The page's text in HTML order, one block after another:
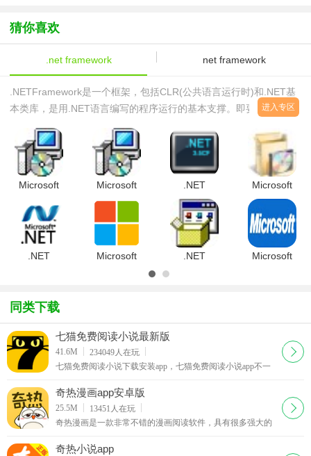
猜你喜欢
.net framework net framework
.NETFramework是一个框架，包括CLR(公共语言运行时)和.NET基
本类库，是用.NET语言编写的程序运行的基本支撑。即要想在某台
你可以这么理解。就是一个中间件。这个中间件将.NET高级语言转
成机器语言。没有.net运行环境就不能运行不了.net程序西西本页提
供.netframework下载大全！.NETFrame
进入专区
Microsoft
Framework
4.0 SP2官
方安装版
Microsoft
.NET
Framework3.5
.NET
Compact
Framework
3.5 for 魅
族M8
Microsoft
.NET
Framework
编程框架
精简版
.NET
架)V4.7.2.0
Microsoft
.NET
Microsoft
同类下载
七猫免费阅读小说最新版
41.6M 234049人在玩
七猫免费阅读小说下载安装app，七猫免费阅读小说app不一
看的小说通过强大搜索引擎一键搜索即可，主要的是阅读小
说还能够获取红包现金奖励哦。
下载
奇热漫画app安卓版
25.5M 13451 人在玩
奇热漫画是一款非常不错的漫画阅读软件，具有很多强大的
源。平台拥有海量精彩漫画，官方正版漫画
下载
奇热小说app